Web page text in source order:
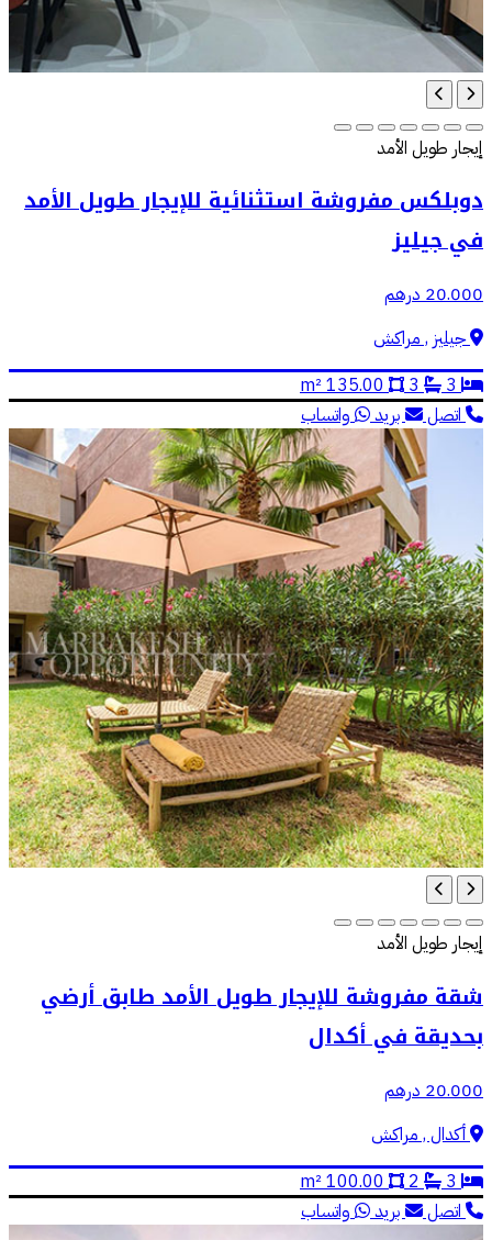
إيجار طويل الأمد
دوبلكس مفروشة استثنائية للإيجار طويل الأمد
في جيليز
20.000 درهم
جيليز , مراكش
3
3
135.00 m²
اتصل
بريد واتساب
إيجار طويل الأمد
شقة مفروشة للإيجار طويل الأمد طابق أرضي
بحديقة في أكدال
20.000 درهم
أكدال , مراكش
اتصل
بريد واتساب